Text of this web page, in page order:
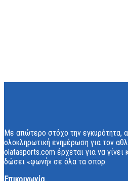
Με απώτερο στόχο την εγκυρότητα,
ολοκληρωτική ενημέρωση για τον
olatasports.com έρχεται για να
δώσει «φωνή» σε όλα τα σπορ.
Επικοινωνία